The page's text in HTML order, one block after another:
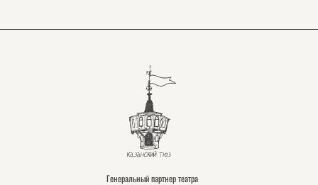
Генеральный партнер театра